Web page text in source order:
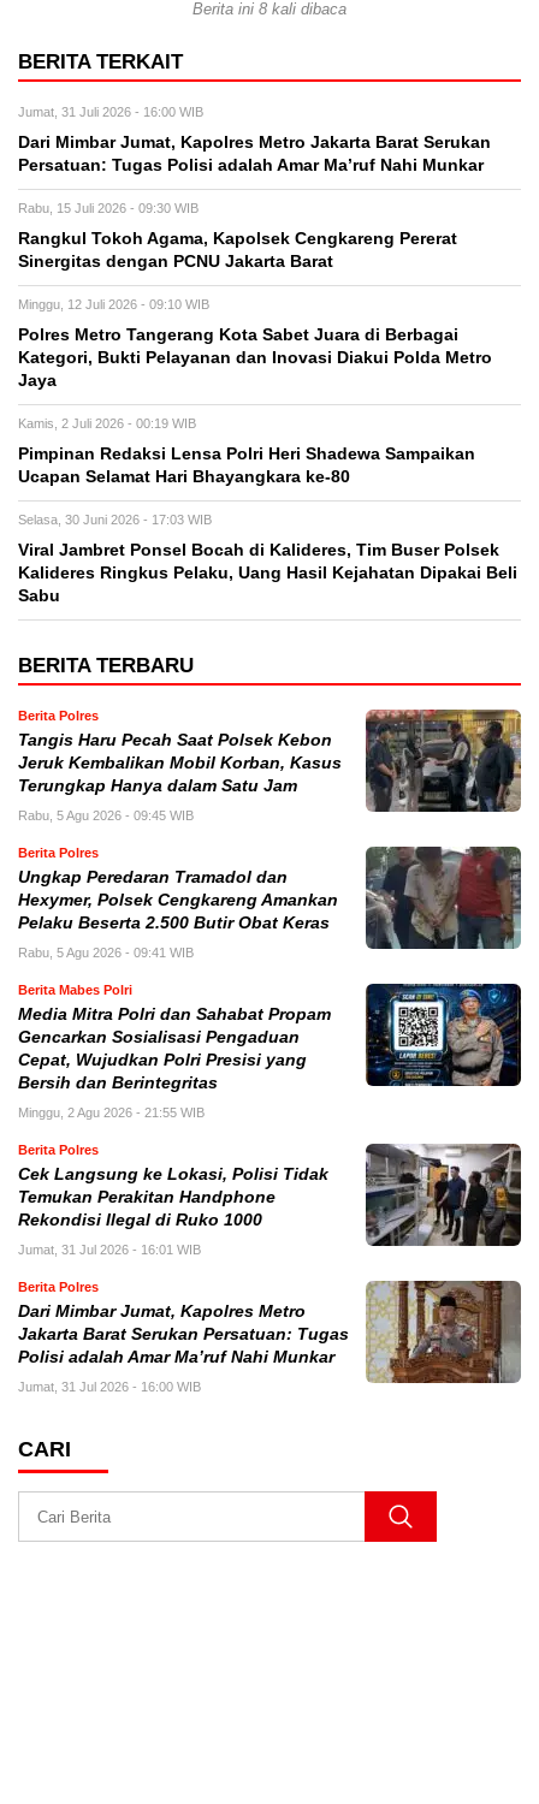
Berita ini 8 kali dibaca
BERITA TERKAIT
Jumat, 31 Juli 2026 - 16:00 WIB
Dari Mimbar Jumat, Kapolres Metro Jakarta Barat Serukan
Persatuan: Tugas Polisi adalah Amar Ma’ruf Nahi Munkar
Rabu, 15 Juli 2026 - 09:30 WIB
Rangkul Tokoh Agama, Kapolsek Cengkareng Pererat
Sinergitas dengan PCNU Jakarta Barat
Minggu, 12 Juli 2026 - 09:10 WIB
Polres Metro Tangerang Kota Sabet Juara di Berbagai
Kategori, Bukti Pelayanan dan Inovasi Diakui Polda Metro
Jaya
Kamis, 2 Juli 2026 - 00:19 WIB
Pimpinan Redaksi Lensa Polri Heri Shadewa Sampaikan
Ucapan Selamat Hari Bhayangkara ke-80
Selasa, 30 Juni 2026 - 17:03 WIB
Viral Jambret Ponsel Bocah di Kalideres, Tim Buser Polsek
Kalideres Ringkus Pelaku, Uang Hasil Kejahatan Dipakai Beli
Sabu
BERITA TERBARU
Berita Polres
Tangis Haru Pecah Saat Polsek Kebon
Jeruk Kembalikan Mobil Korban, Kasus
Terungkap Hanya dalam Satu Jam
Rabu, 5 Agu 2026 - 09:45 WIB
Berita Polres
Ungkap Peredaran Tramadol dan
Hexymer, Polsek Cengkareng Amankan
Pelaku Beserta 2.500 Butir Obat Keras
Rabu, 5 Agu 2026 - 09:41 WIB
Berita Mabes Polri
Media Mitra Polri dan Sahabat Propam
Gencarkan Sosialisasi Pengaduan
Cepat, Wujudkan Polri Presisi yang
Bersih dan Berintegritas
Minggu, 2 Agu 2026 - 21:55 WIB
Berita Polres
Cek Langsung ke Lokasi, Polisi Tidak
Temukan Perakitan Handphone
Rekondisi Ilegal di Ruko 1000
Jumat, 31 Jul 2026 - 16:01 WIB
Berita Polres
Dari Mimbar Jumat, Kapolres Metro
Jakarta Barat Serukan Persatuan: Tugas
Polisi adalah Amar Ma’ruf Nahi Munkar
Jumat, 31 Jul 2026 - 16:00 WIB
CARI